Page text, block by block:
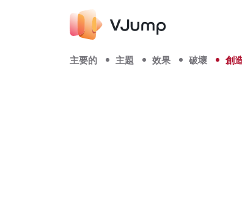
主要的 主題 效果 破壞 創